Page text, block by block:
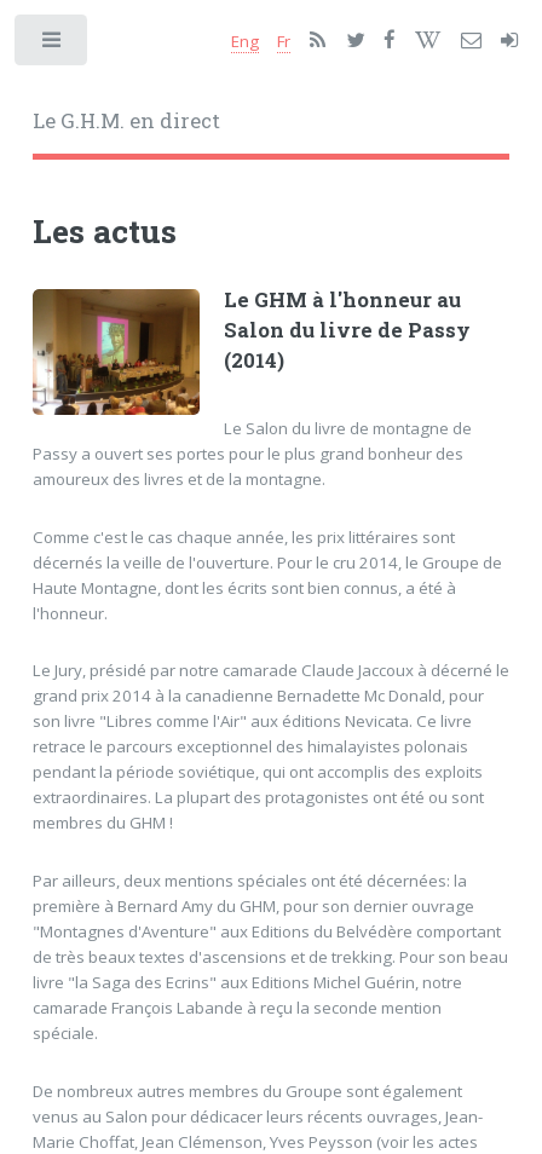
Le G.H.M. en direct
Eng Fr
Les actus
Le GHM à l'honneur au
Salon du livre de Passy
(2014)
Le Salon du livre de montagne de
Passy a ouvert ses portes pour le plus grand bonheur des
amoureux des livres et de la montagne.
Comme c'est le cas chaque année, les prix littéraires sont
décernés la veille de l'ouverture. Pour le cru 2014, le Groupe de
Haute Montagne, dont les écrits sont bien connus, a été à
l'honneur.
Le Jury, présidé par notre camarade Claude Jaccoux à décerné le
grand prix 2014 à la canadienne Bernadette Mc Donald, pour
son livre "Libres comme l'Air" aux éditions Nevicata. Ce livre
retrace le parcours exceptionnel des himalayistes polonais
pendant la période soviétique, qui ont accomplis des exploits
extraordinaires. La plupart des protagonistes ont été ou sont
membres du GHM !
Par ailleurs, deux mentions spéciales ont été décernées: la
première à Bernard Amy du GHM, pour son dernier ouvrage
"Montagnes d'Aventure" aux Editions du Belvédère comportant
de très beaux textes d'ascensions et de trekking. Pour son beau
livre "la Saga des Ecrins" aux Editions Michel Guérin, notre
camarade François Labande à reçu la seconde mention
spéciale.
De nombreux autres membres du Groupe sont également
venus au Salon pour dédicacer leurs récents ouvrages, Jean-
Marie Choffat, Jean Clémenson, Yves Peysson (voir les actes